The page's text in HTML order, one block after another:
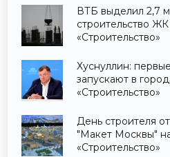
ВТБ выделил 2,7
строительство
«Строительство»
Хуснуллин:
запускают в
«Строительство»
День строителя
"Макет Москвы"
«Строительство»